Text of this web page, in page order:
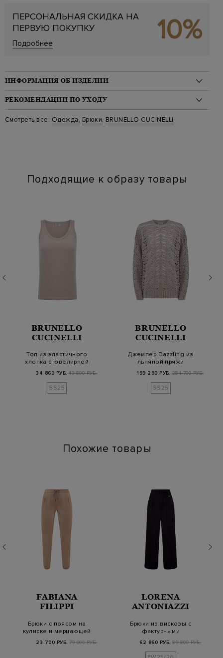
ПЕРСОНАЛЬНАЯ СКИДКА НА
ПЕРВУЮ ПОКУПКУ
Подробнее 10%
ИНФОРМАЦИЯ ОБ ИЗДЕЛИИ
Материал: хлопок 100%
На модели: 175/84/60/88 на модели размер 38
Стиль: Зауженные
Цвет: Голубой
РЕКОМЕНДАЦИИ ПО УХОДУ
Стирка: Стирка запрещена
Отбеливание: Отбеливание запрещено
Смотреть все: Одежда, Брюки, BRUNELLO CUCINELLI
Подходящие к образу товары
BRUNELLO
CUCINELLI
Топ из эластичного
хлопка с ювелирной
окантовкой Монил…
34 860 РУБ. 49 800 РУБ.
SS25
BRUNELLO
CUCINELLI
Джемпер Dazzling из
льняной пряжи
ажурной вязки с
пайе…
199 290 РУБ. 284 700 РУБ.
SS25
Похожие товары
FABIANA
FILIPPI
Брюки с поясом на
кулиске и мерцающей
23 700 РУБ. 79 000 РУБ.
LORENA
ANTONIAZZI
Брюки из вискозы с
фактурными
62 860 РУБ. 89 800 РУБ.